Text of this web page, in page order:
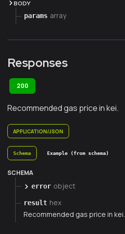
BODY
params array
Responses
200
Recommended gas price in kei.
APPLICATION/JSON
Schema Example (from schema)
SCHEMA
error object
result hex
Recommended gas price in kei.